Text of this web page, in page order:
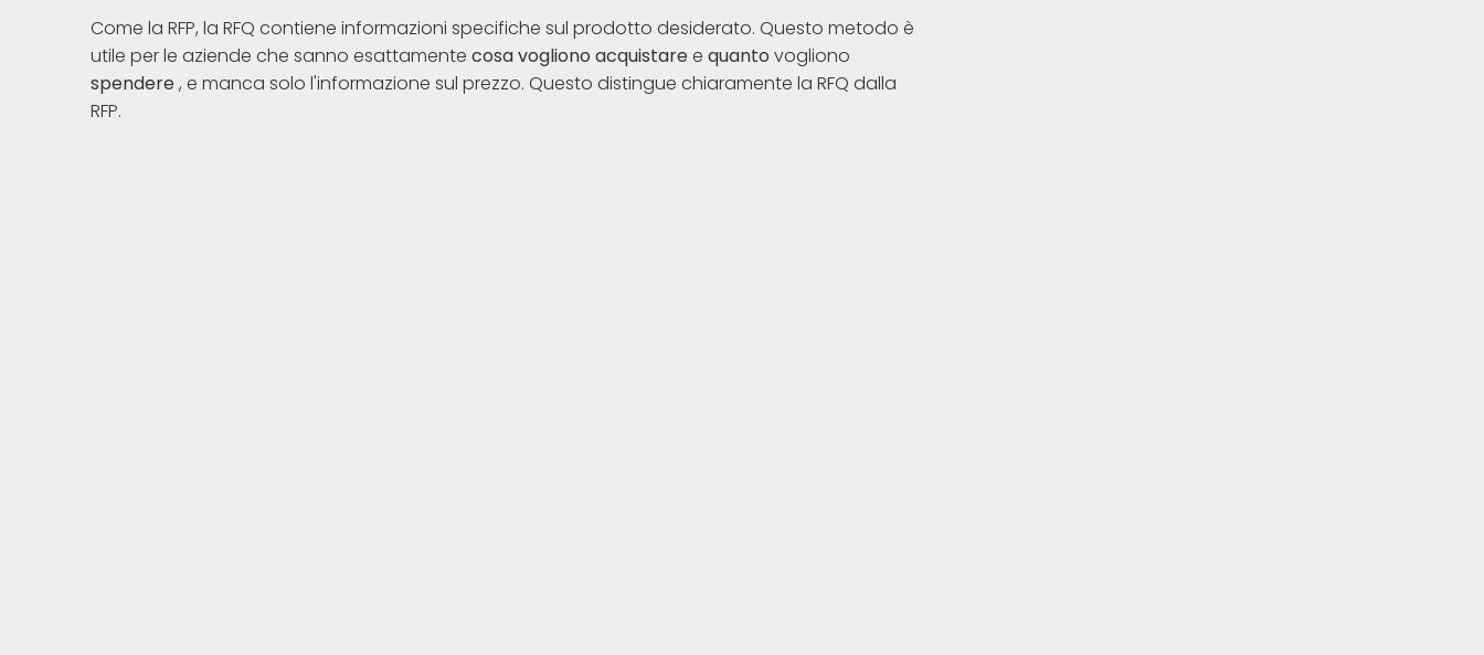
Come la RFP, la RFQ contiene informazioni specifiche sul prodotto desiderato. Questo metodo è
utile per le aziende che sanno esattamente cosa vogliono acquistaree quanto vogliono
spendere, e manca solo l'informazione sul prezzo. Questo distingue chiaramente la RFQ dalla
RFP.